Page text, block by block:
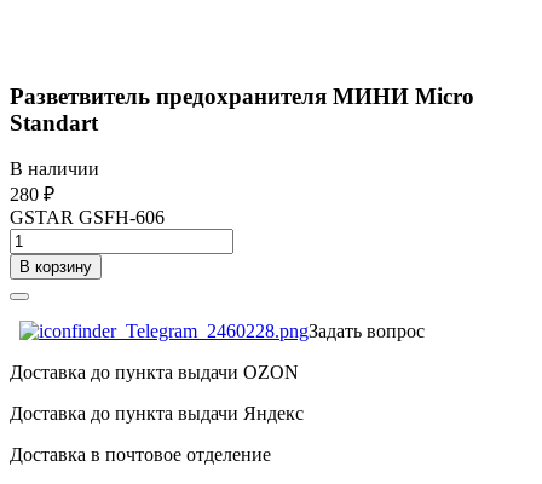
Разветвитель предохранителя МИНИ Micro
Standart
В наличии
280 ₽
GSTAR GSFH-606
В корзину
Задать вопрос
Доставка до пункта выдачи OZON
Доставка до пункта выдачи Яндекс
Доставка в почтовое отделение